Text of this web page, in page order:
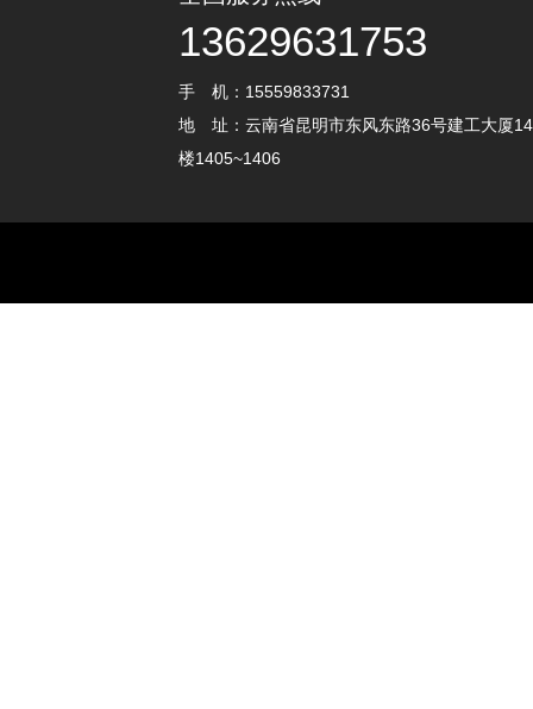
13629631753
手 机：15559833731
地 址：云南省昆明市东风东路36号建工大厦14
楼1405~1406